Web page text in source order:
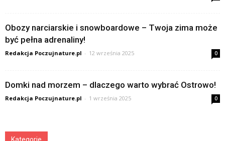
Obozy narciarskie i snowboardowe – Twoja zima może
być pełna adrenaliny!
Redakcja Poczujnature.pl - 12 września 2025 0
Domki nad morzem – dlaczego warto wybrać Ostrowo!
Redakcja Poczujnature.pl - 1 września 2025 0
Kategorie